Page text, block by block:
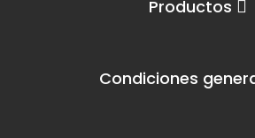
Productos
Condiciones